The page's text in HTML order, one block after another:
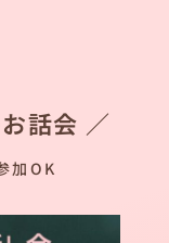
話会 ／
加OK